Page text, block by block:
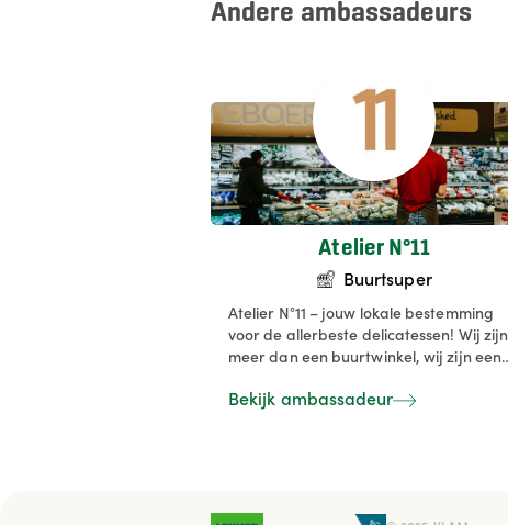
Andere ambassadeurs
Atelier N°11
Buurtsuper
Atelier N°11 – jouw lokale bestemming
voor de allerbeste delicatessen! Wij zijn
meer dan een buurtwinkel, wij zijn een
geluksmomenten ontstaan. 🍇🥖🧀 Van
enkel topproducten. We geloven in de
Bekijk ambassadeur